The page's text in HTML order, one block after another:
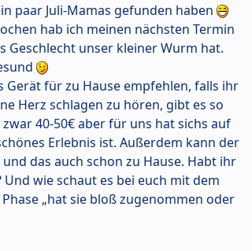
paar Juli-Mamas gefunden haben
hab ich meinen nächsten Termin
Geschlecht unser kleiner Wurm hat.
für zu Hause empfehlen, falls ihr
Herz schlagen zu hören, gibt es so
40-50€ aber für uns hat sichs auf
Erlebnis ist. Außerdem kann der
das auch schon zu Hause. Habt ihr
wie schaut es bei euch mit dem
„hat sie bloß zugenommen oder